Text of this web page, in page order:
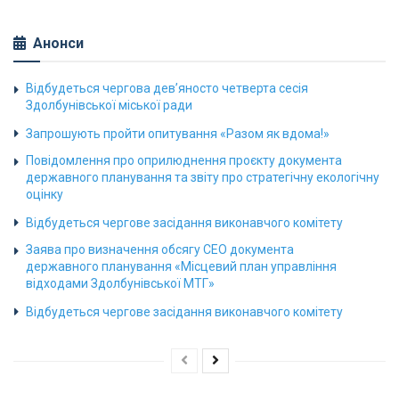
Анонси
Відбудеться чергова дев’яносто четверта сесія
Здолбунівської міської ради
Запрошують пройти опитування «Разом як вдома!»
Повідомлення про оприлюднення проєкту документа
державного планування та звіту про стратегічну екологічну
оцінку
Відбудеться чергове засідання виконавчого комітету
Заява про визначення обсягу СЕО документа
державного планування «Місцевий план управління
відходами Здолбунівської МТГ»
Відбудеться чергове засідання виконавчого комітету